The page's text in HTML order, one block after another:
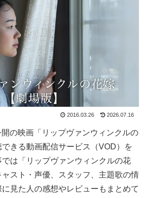
2016.03.26 2026.07.16
の映画「リップヴァンウィンクルの
きる動画配信サービス（VOD）を
は「リップヴァンウィンクルの花
スト・声優、スタッフ、主題歌の情
見た人の感想やレビューもまとめて